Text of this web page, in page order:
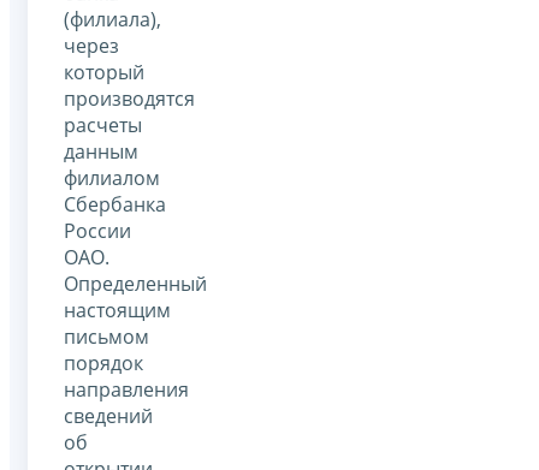
(филиала),
через
который
производятся
расчеты
данным
филиалом
Сбербанка
России
ОАО.
Определенный
настоящим
письмом
порядок
направления
сведений
об